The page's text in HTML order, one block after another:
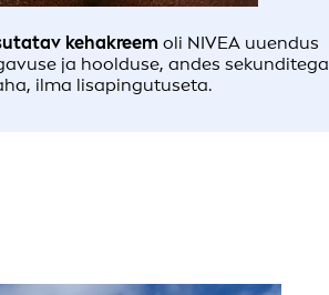
kehakreem oli NIVEA uuendus
ja hoolduse, andes sekunditega
ilma lisapingutuseta.